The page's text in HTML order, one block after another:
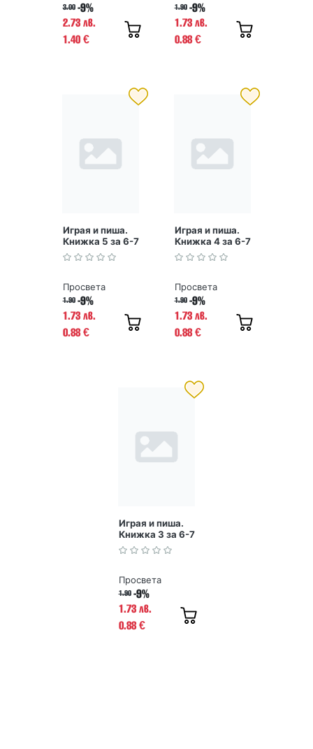
3.00 -9%
2.73 лв.
1.40 €
1.90 -9%
1.73 лв.
0.88€
Играя и пиша.
Книжка 5 за 6-7
години
Просвета
1.90 -9%
1.73 лв.
0.88€
Играя и пиша.
Книжка 4 за 6-7
години
Просвета
1.90 -9%
1.73 лв.
0.88€
Играя и пиша.
Книжка 3 за 6-7
години
Просвета
1.90 -9%
1.73 лв.
0.88€